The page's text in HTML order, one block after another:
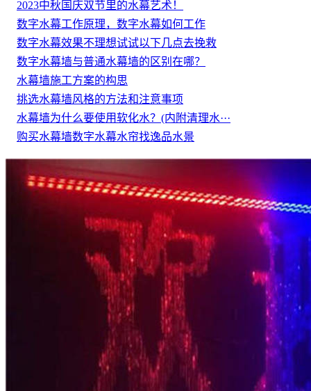
2023中秋国庆双节里的水幕艺术！
数字水幕工作原理，数字水幕如何工作
数字水幕效果不理想试试以下几点去挽救
数字水幕墙与普通水幕墙的区别在哪？
水幕墙施工方案的构思
挑选水幕墙风格的方法和注意事项
水幕墙为什么要使用软化水？(内附清理水···
购买水幕墙数字水幕水帘找逸品水景